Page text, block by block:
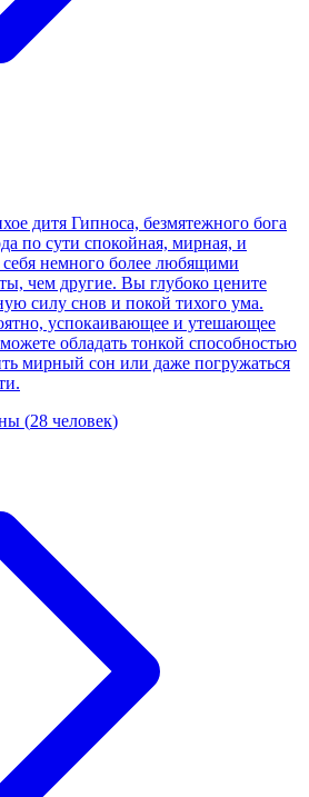
дитя Гипноса, безмятежного бога
по сути спокойная, мирная, и
немного более любящими
чем другие. Вы глубоко цените
силу снов и покой тихого ума.
успокаивающее и утешающее
обладать тонкой способностью
мирный сон или даже погружаться
(28 человек)